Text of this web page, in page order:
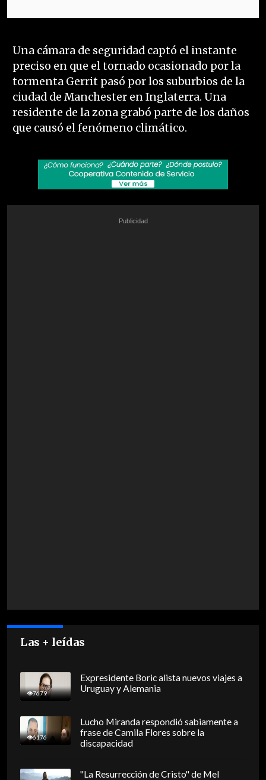
Una cámara de seguridad captó el instante
preciso en que el tornado ocasionado por la
tormenta Gerrit pasó por los suburbios de la
ciudad de Manchester en Inglaterra. Una
residente de la zona grabó parte de los daños
que causó el fenómeno climático.
Las + leídas
7679
Expresidente Boric alista nuevos viajes a
Uruguay y Alemania
6176
Lucho Miranda respondió sabiamente a
frase de Camila Flores sobre la
discapacidad
"La Resurrección de Cristo" de Mel